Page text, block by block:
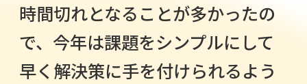
時間切れとなることが多かったの
で、今年は課題をシンプルにして
早く解決策に手を付けられるよう